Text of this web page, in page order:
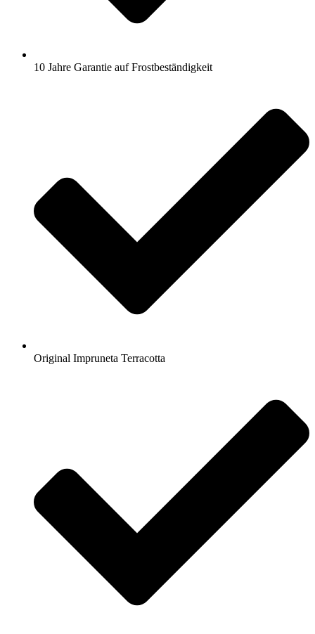
10 Jahre Garantie auf Frostbeständigkeit
Original Impruneta Terracotta